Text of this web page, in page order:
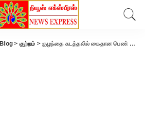
Blog > குற்றம் >குழந்தை கடத்தலில் கைதான பெண் ஆலாந்துறை காவல் நிலையத்தில் இறந்தது எப்படி..? மாஜிஸ்திரேட் முன் பிரேத பரிசோதனை- நேரில் விசாரணை.!